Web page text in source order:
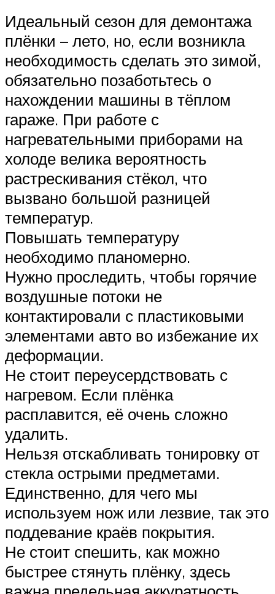
Идеальный сезон для демонтажа
плёнки – лето, но, если возникла
необходимость сделать это зимой,
обязательно позаботьтесь о
нахождении машины в тёплом
гараже. При работе с
нагревательными приборами на
холоде велика вероятность
растрескивания стёкол, что
вызвано большой разницей
температур.
Повышать температуру
необходимо планомерно.
Нужно проследить, чтобы горячие
воздушные потоки не
контактировали с пластиковыми
элементами авто во избежание их
деформации.
Не стоит переусердствовать с
нагревом. Если плёнка
расплавится, её очень сложно
удалить.
Нельзя отскабливать тонировку от
стекла острыми предметами.
Единственно, для чего мы
используем нож или лезвие, так это
поддевание краёв покрытия.
Не стоит спешить, как можно
быстрее стянуть плёнку, здесь